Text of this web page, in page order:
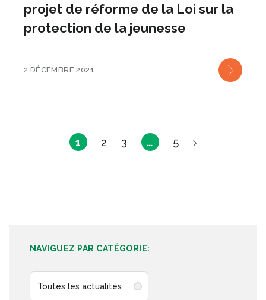
NAVIGUEZ PAR CATÉGORIE:
Toutes les actualités
projet de réforme de la Loi sur la
protection de la jeunesse
2 DÉCEMBRE 2021
1 2 3 … 5